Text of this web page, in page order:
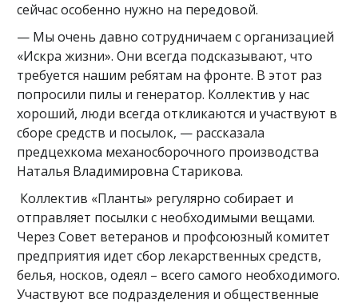
сейчас особенно нужно на передовой.
— Мы очень давно сотрудничаем с организацией
«Искра жизни». Они всегда подсказывают, что
требуется нашим ребятам на фронте. В этот раз
попросили пилы и генератор. Коллектив у нас
хороший, люди всегда откликаются и участвуют в
сборе средств и посылок, — рассказала
предцехкома механосборочного производства
Наталья Владимировна Старикова.
Коллектив «Планты» регулярно собирает и
отправляет посылки с необходимыми вещами.
Через Совет ветеранов и профсоюзный комитет
предприятия идет сбор лекарственных средств,
белья, носков, одеял – всего самого необходимого.
Участвуют все подразделения и общественные